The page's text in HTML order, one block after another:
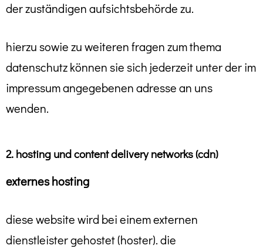
der zuständigen aufsichtsbehörde zu.
hierzu sowie zu weiteren fragen zum thema
datenschutz können sie sich jederzeit unter der im
impressum angegebenen adresse an uns
wenden.
2. hosting und content delivery networks (cdn)
externes hosting
diese website wird bei einem externen
dienstleister gehostet (hoster). die